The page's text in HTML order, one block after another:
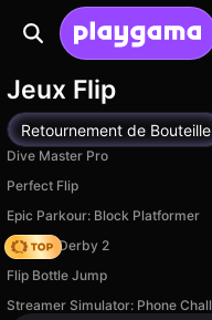
Jeux Flip
Retournement de Bouteille
Dive Master Pro
Perfect Flip
Epic Parkour: Block Platformer
Zombie Derby 2
Flip Bottle Jump